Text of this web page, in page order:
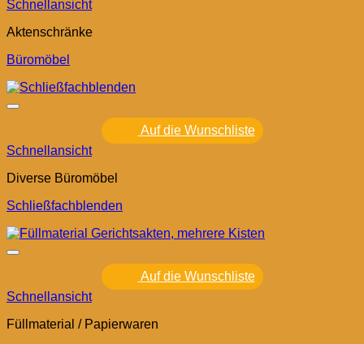
Schnellansicht
Aktenschränke
Büromöbel
Auf die Wunschliste
Schnellansicht
Diverse Büromöbel
Schließfachblenden
Auf die Wunschliste
Schnellansicht
Füllmaterial / Papierwaren